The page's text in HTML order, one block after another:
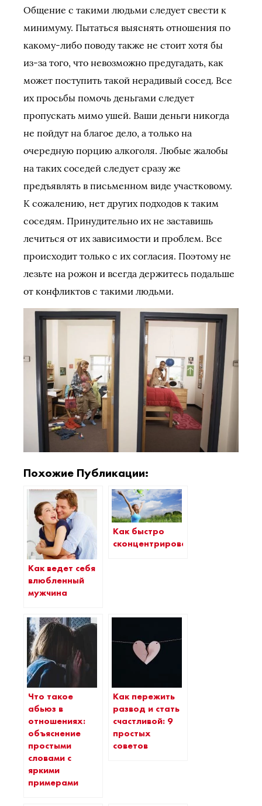
Общение с такими людьми следует свести к
минимуму. Пытаться выяснять отношения по
какому-либо поводу также не стоит хотя бы
из-за того, что невозможно предугадать, как
может поступить такой нерадивый сосед. Все
их просьбы помочь деньгами следует
пропускать мимо ушей. Ваши деньги никогда
не пойдут на благое дело, а только на
очередную порцию алкоголя. Любые жалобы
на таких соседей следует сразу же
предъявлять в письменном виде участковому.
К сожалению, нет других подходов к таким
соседям. Принудительно их не заставишь
лечиться от их зависимости и проблем. Все
происходит только с их согласия. Поэтому не
лезьте на рожон и всегда держитесь подальше
от конфликтов с такими людьми.
Похожие Публикации:
Как ведет себя
влюбленный
мужчина
Как быстро
сконцентрироваться
Что такое
абьюз в
отношениях:
объяснение
простыми
словами с
яркими
примерами
Как пережить
развод и стать
счастливой: 9
простых
советов